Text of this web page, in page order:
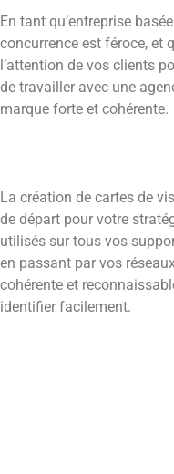
En tant qu’entreprise
concurrence est féroce, et
l’attention de vos clients
de travailler avec une
marque forte et cohérente.
La création de cartes de
de départ pour votre
utilisés sur tous vos
en passant par vos
cohérente et
identifier facilement.